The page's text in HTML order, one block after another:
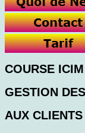
COURSE ICIM
GESTION
AUX CLIENTS